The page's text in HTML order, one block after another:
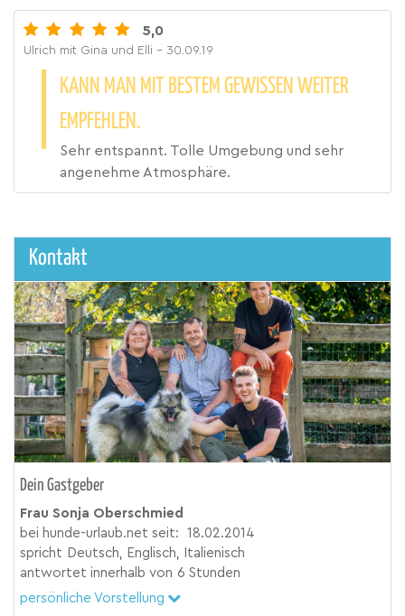
5,0
Ulrich mit Gina und Elli - 30.09.19
KANN MAN MIT BESTEM GEWISSEN WEITER
EMPFEHLEN.
Sehr entspannt. Tolle Umgebung und sehr
angenehme Atmosphäre.
Kontakt
Dein Gastgeber
Frau Sonja Oberschmied
bei hunde-urlaub.net seit:
18.02.2014
spricht Deutsch, Englisch, Italienisch
antwortet innerhalb von 6 Stunden
persönliche Vorstellung